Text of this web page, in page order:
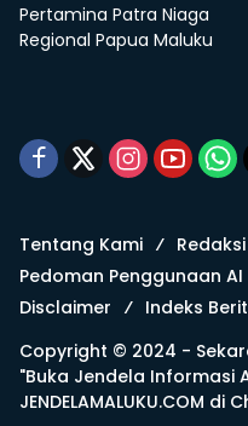
Pertamina Patra Niaga
Regional Papua Maluku
Tentang Kami Redaksi
Pedoman Penggunaan AI
Disclaimer
Indeks
Copyright © 2024 -
"Buka Jendela Informasi
JENDELAMALUKU.COM di